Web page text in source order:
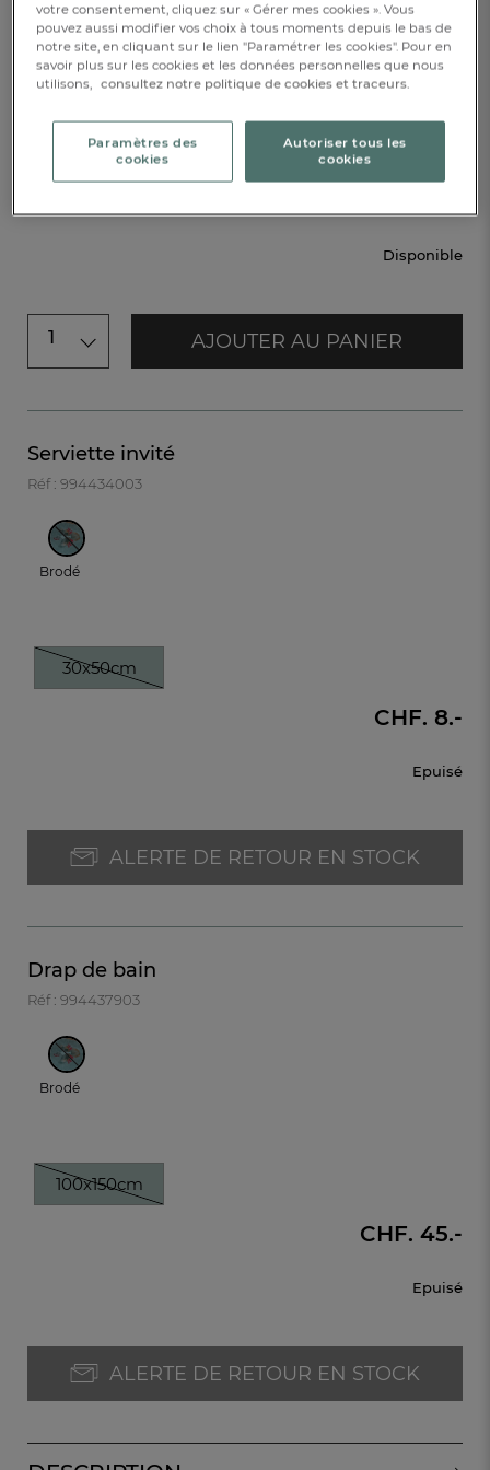
Brodé
50x100cm
Disponible
1 AJOUTER AU PANIER
Serviette invité
Réf : 994434003
Brodé
30x50cm
Epuisé
CHF. 8.-
ALERTE DE RETOUR EN STOCK
Drap de bain
Réf : 994437903
Brodé
100x150cm
Epuisé
CHF. 45.-
ALERTE DE RETOUR EN STOCK
votre consentement, cliquez sur « Gérer mes cookies ». Vous
pouvez aussi modifier vos choix à tous moments depuis le bas de
notre site, en cliquant sur le lien "Paramétrer les cookies". Pour en
savoir plus sur les cookies et les données personnelles que nous
utilisons, consultez notre politique de cookies et traceurs.
Paramètres des
cookies
Autoriser tous les
cookies